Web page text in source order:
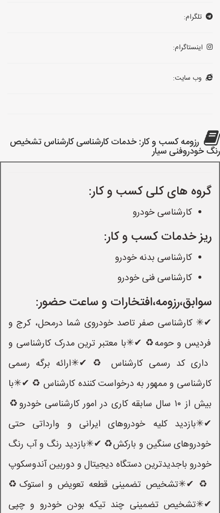
تلگرام:
اینستاگرام:
وب سایت:
رزومه کسب و کار: خدمات کارشناسی کارشناس تشخیص
رنگ خودروفنی سیار
گروه های کلی کسب و کار:
کارشناسی خودرو
ریز خدمات کسب و کار:
کارشناسی بدنه خودرو
کارشناسی فنی خودرو
سوابق،رزومه،افتخارات و ساعت حضور:
✔✳ کارشناسی صفر تاصد خودروی شما درمحل، کرج و
فردیس و حومه♻️ ✔✳با معتبر ترین مدرک کارشناسی و
داری کد رسمی کارشناس ♻️ ✔✳ارائه برگه رسمی
کارشناسی و ممهور به درخواست کننده کارشناس ♻️ ✔✳با
بیش از ۱۰ سال سابقه کاری در امور کارشناسی خودرو♻️
✔✳بازدید کلیه خودروهای ایرانی و وارداتی حتی
خودروهای سنگین و بارکش♻️ ✔✳بازدید رنگ و آب رنگ
خودرو باجدیدترین دستگاه دیجیتال و دوربین آندوسکوپ
♻️ ✔✳تشخیص تضمینی قطعه تعویض و استوک♻️
✔✳تشخیص تضمینی چند تیکه بودن خودرو و چپی